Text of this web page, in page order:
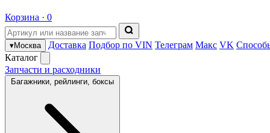
Корзина · 0
▾Москва Доставка Подбор по VIN Телеграм Макс VK
Каталог
Запчасти и расходники
Багажники, рейлинги, боксы